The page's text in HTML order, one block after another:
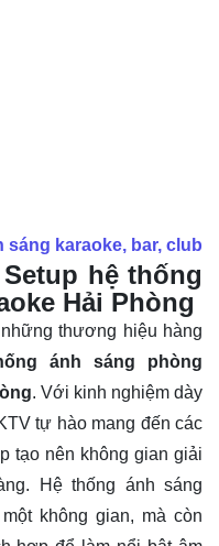
hệ thống
Hải Phòng
thương hiệu hàng
ánh sáng phòng
tự hào mang đến các
tạo nên không gian giải
Hệ thống ánh sáng
không gian, mà còn
hợp để làm nổi bật âm
trung vào công nghệ
thẩm mỹ và phong
một loạt các tùy
RGBW nhiều màu sắc